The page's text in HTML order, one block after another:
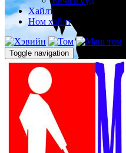
Хайлт
Ном хайлт
Toggle navigation